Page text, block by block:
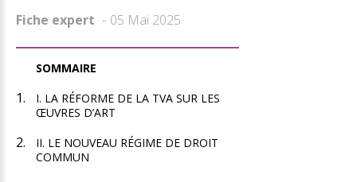
Fiche expert 05 Mai 2025
SOMMAIRE
I. LA RÉFORME DE LA TVA SUR LES
ŒUVRES D’ART
II. LE NOUVEAU RÉGIME DE DROIT
COMMUN